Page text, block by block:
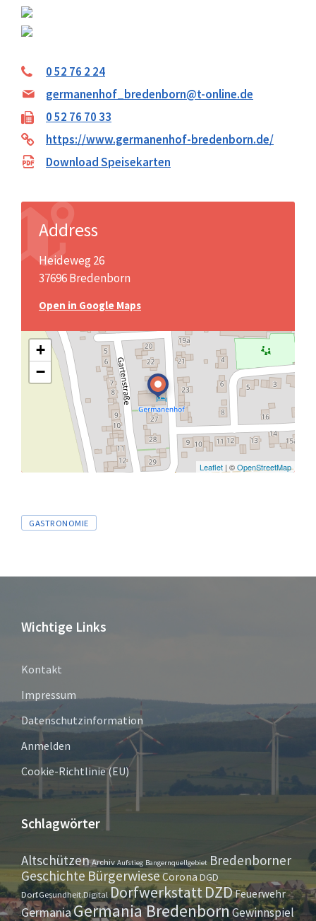
0 52 76 2 24
germanenhof_bredenborn@t-online.de
0 52 76 70 33
https://www.germanenhof-bredenborn.de/
Download Speisekarten
Address
Heideweg 26
37696 Bredenborn
Open in Google Maps
+
−
Leaflet | ©OpenStreetMap
Tags
GASTRONOMIE
Wichtige Links
Kontakt
Impressum
Datenschutzinformation
Anmelden
Cookie-Richtlinie (EU)
Schlagwörter
AltschützenArchiv Aufstieg Bangernquellgebiet Bredenborner
Geschichte Bürgerwiese CoronaDGD
Dorf.Gesundheit.Digital DorfwerkstattDZDFeuerwehr
GermaniaGermania BredenbornGewinnspiel